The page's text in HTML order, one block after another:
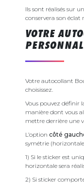
Ils sont réalisés sur
conservera son éclat
VOTRE
Votre autocollant
choisissez.
Vous pouvez définir
manière dont vous
mettre derrière une
L’option côté
symétrie
1) Si le sticker est
horizontale sera
2) Si sticker